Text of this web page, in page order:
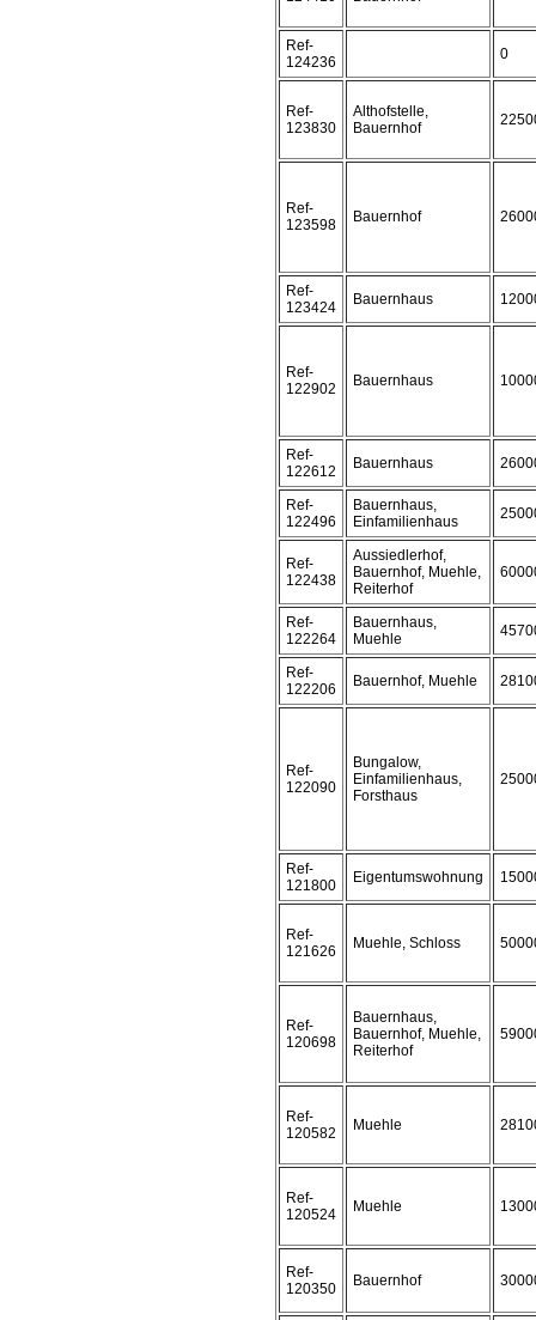
Ref-
124236
0
Ref-
123830
Althofstelle,
Bauernhof
Ref-
123598
Bauernhof
Ref-
123424
Bauernhaus
Ref-
122902
Bauernhaus
Ref-
122612
Bauernhaus
Ref-
122496
Bauernhaus,
Einfamilienhaus
Ref-
122438
Aussiedlerhof,
Bauernhof, Muehle,
Reiterhof
Ref-
122264
Bauernhaus,
Muehle
Ref-
122206
Bauernhof, Muehle
Ref-
122090
Bungalow,
Einfamilienhaus,
Forsthaus
Ref-
121800
Eigentumswohnung
Ref-
121626
Muehle, Schloss
Ref-
120698
Bauernhaus,
Bauernhof, Muehle,
Reiterhof
Ref-
120582
Muehle
Ref-
120524
Muehle
Ref-
120350
Bauernhof